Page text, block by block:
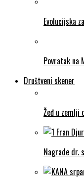
Evolucijska
Povratak na
Društveni skener
Žeđ u zemlji
Nagrade dr.